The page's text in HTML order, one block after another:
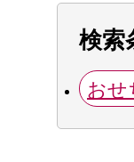
検索
おせ